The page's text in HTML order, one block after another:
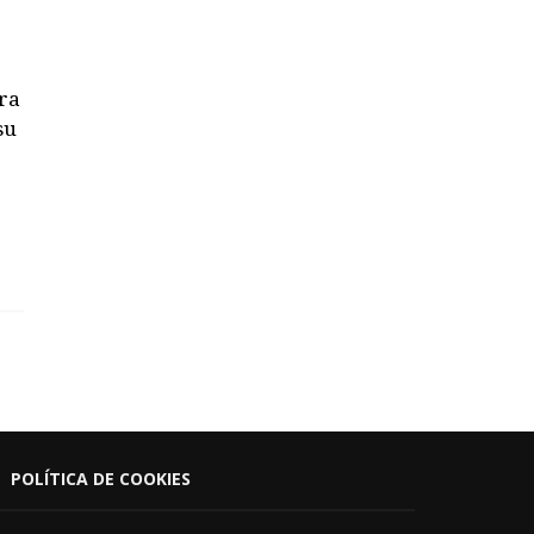
POLÍTICA DE COOKIES